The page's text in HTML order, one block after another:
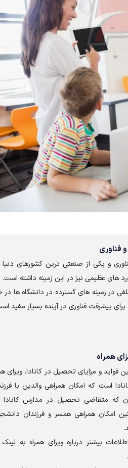
فناوری
و یکی از صنعتی ترین کشورهای
های عظیمی نیز در این زمینه داشته است.
در زمینه های گسترده در دانشگاه ها در
پیشرفت فناوری در آینده بسیار مفید
همراه
فواید و مزایای تحصیل در کانادا، ویزای
است که امکان همراهی والدین با
که متقاضی تحصیل در مدارس
امکان همراهی همسر و فرزندان
بیشتر درباره ویزای همراه به لینک